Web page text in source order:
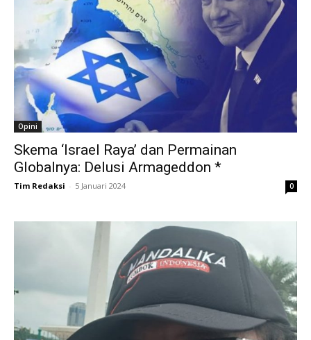
Opini
Skema ‘Israel Raya’ dan Permainan
Globalnya: Delusi Armageddon *
Tim Redaksi - 5 Januari 2024 0